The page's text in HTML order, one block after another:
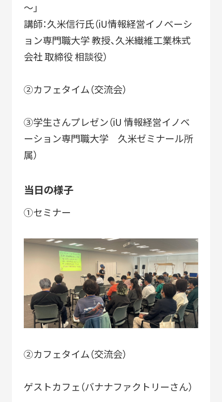
すみだモダンブルーパートナー
2021-
STORIES
持続可能性
ORIGINALITY
独自性
DIVERSITY
多様性
VISION
構想
LEARNING
育成
HISTORY
歴史
KEYWORDS
～」
講師：久米信行氏（iU情報経営イノベーシ
ョン専門職大学 教授、久米繊維工業株式
会社 取締役 相談役）
②カフェタイム（交流会）
③学生さんプレゼン（iU 情報経営イノベ
ーション専門職大学 久米ゼミナール所
属）
当日の様子
①セミナー
②カフェタイム（交流会）
ゲストカフェ（バナナファクトリーさん）